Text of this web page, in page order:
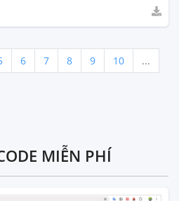
6 7 8 9 10 ...
MIỄN PHÍ